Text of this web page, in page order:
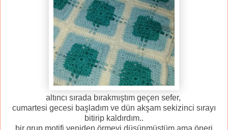
altıncı sırada bırakmıştım geçen sefer,
cumartesi gecesi başladım ve dün akşam sekizinci sırayı
bitirip kaldırdım..
bir grup motifi yeniden örmeyi düşünmüştüm ama öneri